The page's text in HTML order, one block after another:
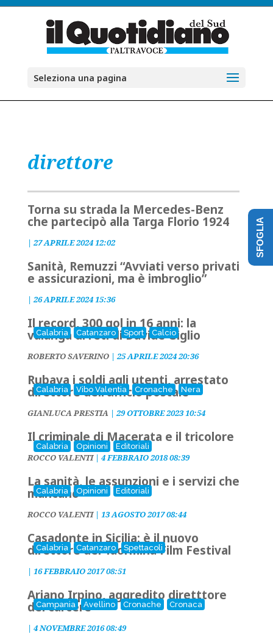
Seleziona una pagina
direttore
Torna su strada la Mercedes-Benz
che partecipò alla Targa Florio 1924
| 27 APRILE 2024 12:02
Sanità, Remuzzi “Avviati verso privati
e assicurazioni, ma è imbroglio”
| 26 APRILE 2024 15:36
Calabria Catanzaro Sport Calcio
Il record, 300 gol in 16 anni: la
valanga di reti di Davide Giglio
ROBERTO SAVERINO| 25 APRILE 2024 20:36
Calabria Vibo Valentia Cronache Nera
Rubava i soldi agli utenti, arrestato
direttore dell'ufficio postale
GIANLUCA PRESTIA| 29 OTTOBRE 2023 10:54
Calabria Opinioni Editoriali
Il criminale di Macerata e il tricolore
ROCCO VALENTI| 4 FEBBRAIO 2018 08:39
Calabria Opinioni Editoriali
La sanità, le assunzioni e i servizi che
mancano
ROCCO VALENTI| 13 AGOSTO 2017 08:44
Calabria Catanzaro Spettacoli
Casadonte in Sicilia: è il nuovo
direttore del Taormina Film Festival
| 16 FEBBRAIO 2017 08:51
Campania Avellino Cronache Cronaca
Ariano Irpino, aggredito diretttore
del carcere
| 4 NOVEMBRE 2016 08:49
SFOGLIA